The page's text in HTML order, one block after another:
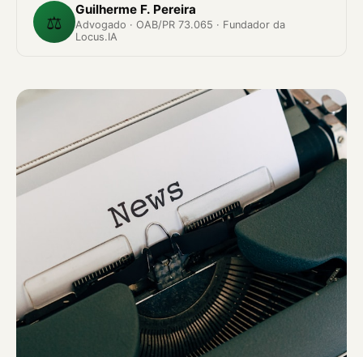
⚖️
Guilherme F. Pereira
Advogado · OAB/PR 73.065 · Fundador da
Locus.IA